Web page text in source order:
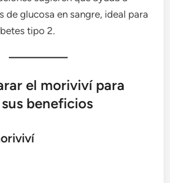
de glucosa en sangre, ideal para
tipo 2.
el moriviví para
beneficios